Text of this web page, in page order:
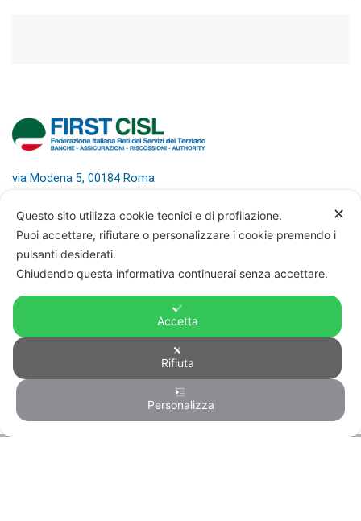
via Modena 5, 00184 Roma
fax: +39 06 4746136
info@firstcisl.it
Amministrazione trasparente
Privacy – Informativa sul trattamento dei
dati
✕
Questo sito utilizza cookie tecnici e di profilazione.
Puoi accettare, rifiutare o personalizzare i cookie premendo i
pulsanti desiderati.
Chiudendo questa informativa continuerai senza accettare.
Accetta
Rifiuta
Personalizza